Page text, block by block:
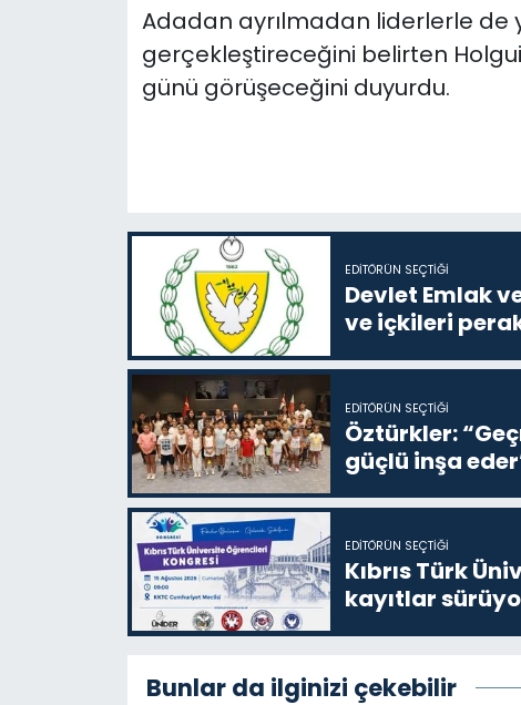
Adadan ayrılmadan liderlerle de
gerçekleştireceğini belirten
günü görüşeceğini duyurdu.
EDITÖRÜN SEÇTIĞI
Devlet Emlak
ve içkileri
EDITÖRÜN SEÇTIĞI
Öztürkler:
güçlü inşa
EDITÖRÜN SEÇTIĞI
Kıbrıs Türk
kayıtlar
Bunlar da ilginizi çekebilir